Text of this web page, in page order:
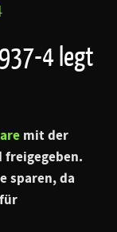
4 legt
mit der
freigegeben.
sparen, da